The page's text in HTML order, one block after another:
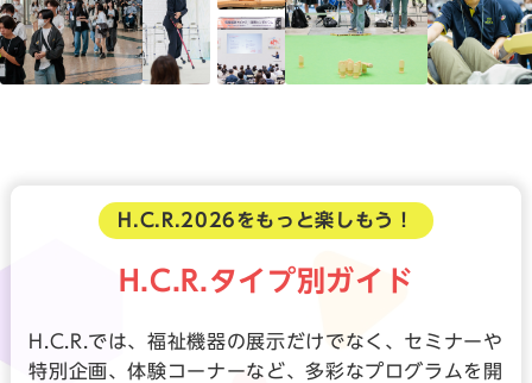
H.C.R.2026をもっと楽しもう！
H.C.R.タイプ別ガイド
H.C.R.では、福祉機器の展示だけでなく、セミナーや
特別企画、体験コーナーなど、多彩なプログラムを開